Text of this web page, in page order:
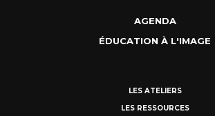
AGENDA
ÉDUCATION À L'IMAGE
LES ATELIERS
LES RESSOURCES